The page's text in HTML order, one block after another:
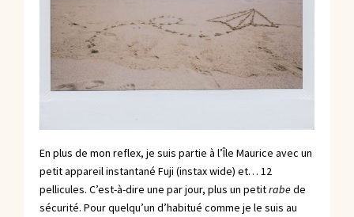
En plus de mon reflex, je suis partie à l’Île Maurice avec un
petit appareil instantané Fuji (instax wide) et… 12
pellicules. C’est-à-dire une par jour, plus un petitrabede
sécurité. Pour quelqu’un d’habitué comme je le suis au